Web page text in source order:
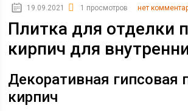
19.09.2021 1 просмотров нет
Плитка для отделки
кирпич для
Декоративная гипсовая
кирпич